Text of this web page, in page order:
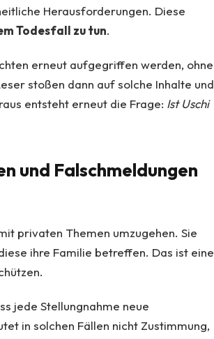
Herausforderungen. Diese
Todesfall zu tun.
erneut aufgegriffen werden, ohne
stoßen dann auf solche Inhalte und
entsteht erneut die Frage: Ist Uschi
und Falschmeldungen
privaten Themen umzugehen. Sie
ihre Familie betreffen. Das ist eine
jede Stellungnahme neue
in solchen Fällen nicht Zustimmung,